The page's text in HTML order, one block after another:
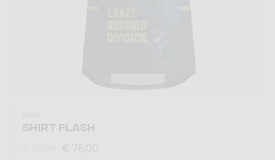
SHIRT FLASH
€ 76,00